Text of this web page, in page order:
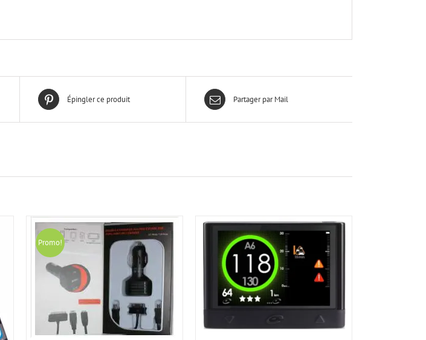
Épingler ce produit Partager par Mail
Promo!